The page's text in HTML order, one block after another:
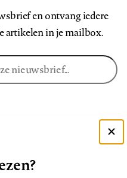
en ontvang iedere
artikelen in je mailbox.